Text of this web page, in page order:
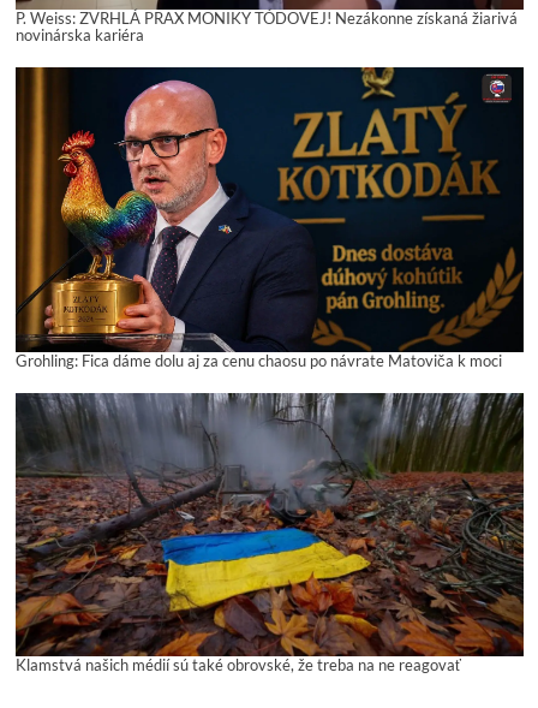
P. Weiss: ZVRHLÁ PRAX MONIKY TÓDOVEJ! Nezákonne získaná žiarivá
novinárska kariéra
Grohling: Fica dáme dolu aj za cenu chaosu po návrate Matoviča k moci
Klamstvá našich médií sú také obrovské, že treba na ne reagovať